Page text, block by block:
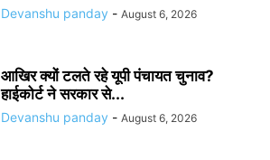
Devanshu panday - August 6, 2026
आखिर क्यों टलते रहे यूपी पंचायत चुनाव?
हाईकोर्ट ने सरकार से...
Devanshu panday - August 6, 2026